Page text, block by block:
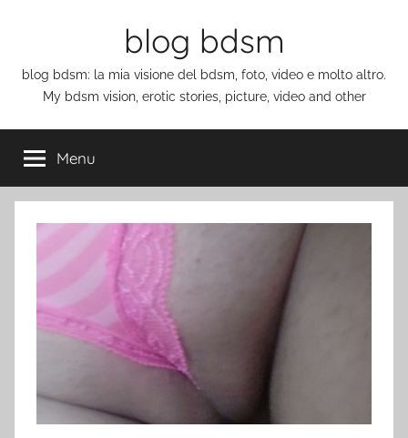
blog bdsm
blog bdsm: la mia visione del bdsm, foto, video e molto altro.
My bdsm vision, erotic stories, picture, video and other
Menu